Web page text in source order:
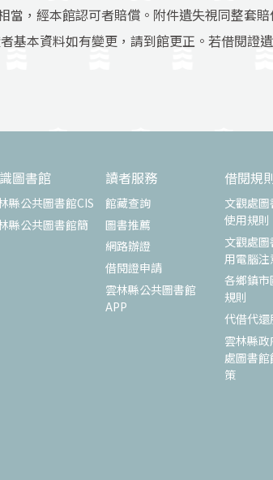
當，經本館認可者賠償。附件遺失視同整套賠
基本資料如有變更，請到館更正。若借閱證
圖書館
縣公共圖書館CIS
縣公共圖書館簡
讀者服務
館藏查詢
圖書推薦
網路辦證
借閱證申請
雲林縣公共圖書館
APP
借閱規
文觀處
使用規則
文觀處
用電腦
各鄉鎮
規則
代借代
雲林縣
處圖書
策